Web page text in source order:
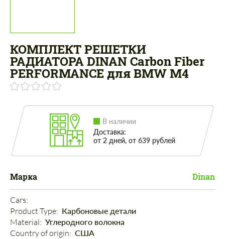
КОМПЛЕКТ РЕШЕТКИ
РАДИАТОРА DINAN Carbon Fiber
PERFORMANCE для BMW M4
В наличии
Доставка:
от 2 дней, от 639 рублей
Марка Dinan
Cars:
Product Type: Карбоновые детали
Material: Углеродного волокна
Country of origin: США